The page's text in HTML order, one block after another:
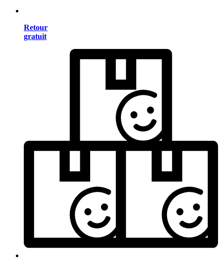
Retour
gratuit